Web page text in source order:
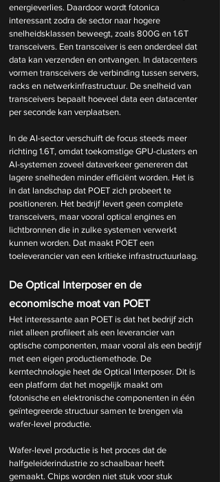
energieverlies. Daardoor wordt fotonica
interessant zodra de sector naar hogere
snelheidsklassen beweegt, zoals 800G en 1.6T
transceivers. Een transceiver is een onderdeel dat
data kan verzenden en ontvangen. In datacenters
vormen transceivers de verbinding tussen servers,
racks en netwerkinfrastructuur. De snelheid van
transceivers bepaalt hoeveel data een datacenter
per seconde kan verplaatsen.
In de AI-sector verschuift de focus steeds meer
richting 1.6T, omdat toekomstige GPU-clusters en
AI-systemen zoveel dataverkeer genereren dat
lagere snelheden minder efficiënt worden. Het is
in dat landschap dat POET zich probeert te
positioneren. Het bedrijf levert geen complete
transceivers, maar vooral optical engines en
lichtbronnen die in zulke systemen verwerkt
kunnen worden. Dat maakt POET een
toeleverancier van een kritieke infrastructuurlaag.
De Optical Interposer en de
economische moat van POET
Het interessante aan POET is dat het bedrijf zich
niet alleen profileert als een leverancier van
optische componenten, maar vooral als een bedrijf
met een eigen productiemethode. De
kerntechnologie heet de Optical Interposer. Dit is
een platform dat het mogelijk maakt om
fotonische en elektronische componenten in één
geïntegreerde structuur samen te brengen via
wafer-level productie.
Wafer-level productie is het proces dat de
halfgeleiderindustrie zo schaalbaar heeft
gemaakt. Chips worden niet stuk voor stuk